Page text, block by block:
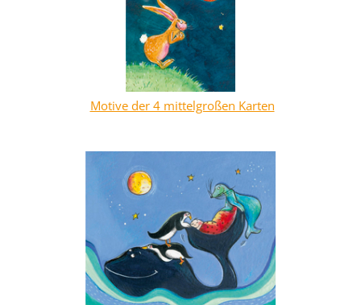
Motive der 4 mittelgroßen Karten